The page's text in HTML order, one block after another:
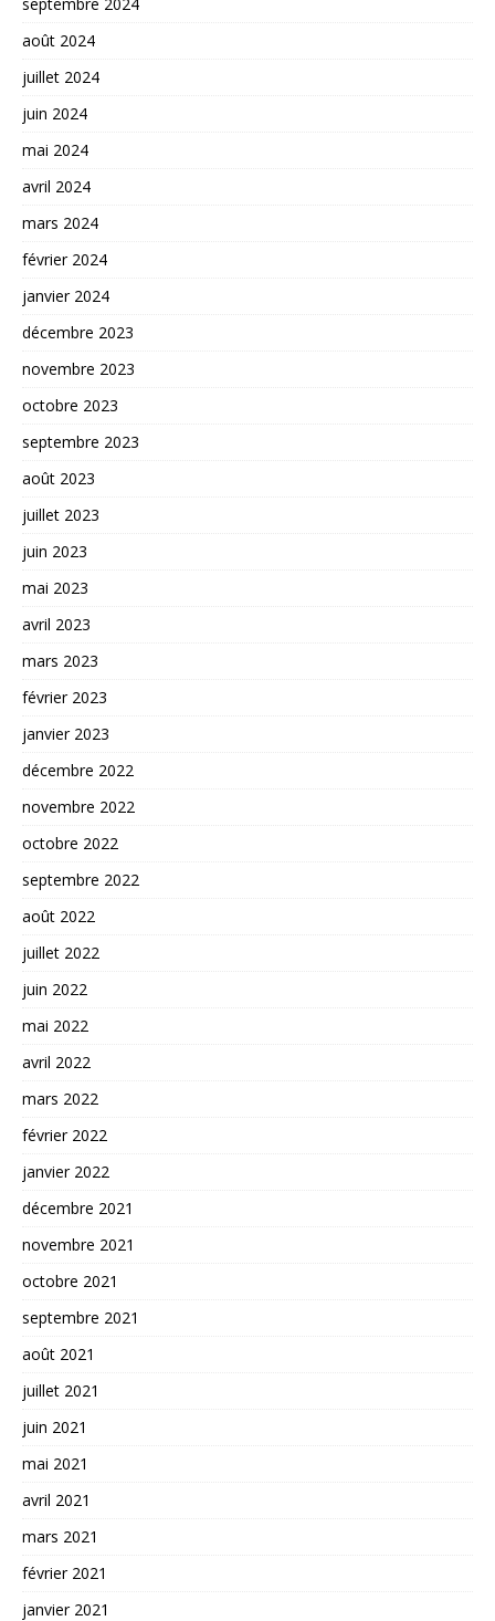
août 2024
juillet 2024
juin 2024
mai 2024
avril 2024
mars 2024
février 2024
janvier 2024
décembre 2023
novembre 2023
octobre 2023
septembre 2023
août 2023
juillet 2023
juin 2023
mai 2023
avril 2023
mars 2023
février 2023
janvier 2023
décembre 2022
novembre 2022
octobre 2022
septembre 2022
août 2022
juillet 2022
juin 2022
mai 2022
avril 2022
mars 2022
février 2022
janvier 2022
décembre 2021
novembre 2021
octobre 2021
septembre 2021
août 2021
juillet 2021
juin 2021
mai 2021
avril 2021
mars 2021
février 2021
janvier 2021